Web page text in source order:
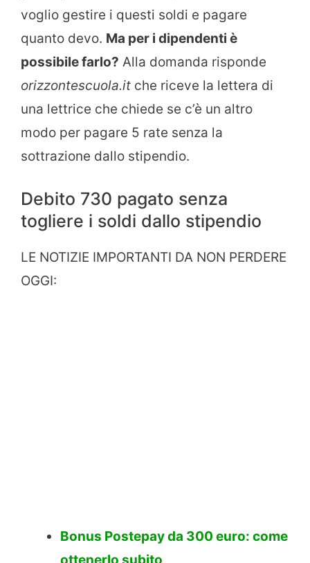
voglio gestire i questi soldi e pagare
quanto devo. Ma per i dipendenti è
possibile farlo? Alla domanda risponde
orizzontescuola.it che riceve la lettera di
una lettrice che chiede se c’è un altro
modo per pagare 5 rate senza la
sottrazione dallo stipendio.
Debito 730 pagato senza
togliere i soldi dallo stipendio
LE NOTIZIE IMPORTANTI DA NON PERDERE
OGGI:
Bonus Postepay da 300 euro: come
ottenerlo subito